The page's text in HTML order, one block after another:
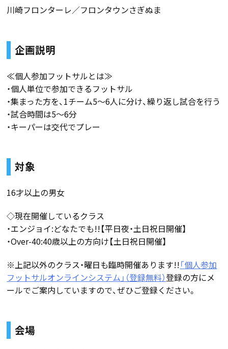
川崎フロンターレ／フロンタウンさぎぬま
企画説明
≪個人参加フットサルとは≫
・個人単位で参加できるフットサル
・集まった方を、1チーム5～6人に分け、繰り返し試合を行う
・試合時間は5～6分
・キーパーは交代でプレー
対象
16才以上の男女
◇現在開催しているクラス
・エンジョイ:どなたでも!!【平日夜・土日祝日開催】
・Over-40:40歳以上の方向け【土日祝日開催】
※上記以外のクラス・曜日も臨時開催あります!!「個人参加
フットサルオンラインシステム」（登録無料）登録の方にメ
ールでご案内していますので、ぜひご登録ください。
会場